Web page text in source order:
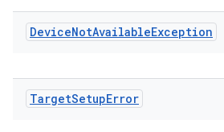
DeviceNotAvailableException
TargetSetupError